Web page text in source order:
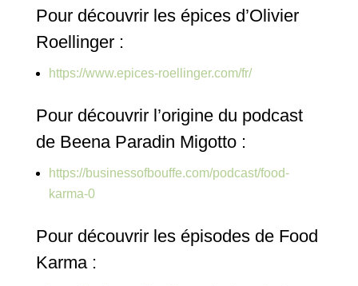
Pour découvrir les épices d’Olivier
Roellinger :
https://www.epices-roellinger.com/fr/
Pour découvrir l’origine du podcast
de Beena Paradin Migotto :
https://businessofbouffe.com/podcast/food-
karma-0
Pour découvrir les épisodes de Food
Karma :